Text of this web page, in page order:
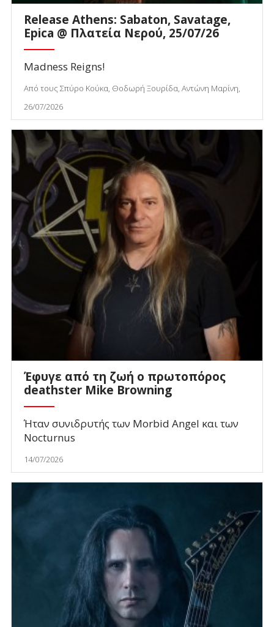
Release Athens: Sabaton, Savatage,
Epica @ Πλατεία Νερού, 25/07/26
Madness Reigns!
Από τους Σπύρο Κούκα, Θοδωρή Ξουρίδα, Αντώνη Μαρίνη,
26/07/2026
Έφυγε από τη ζωή ο πρωτοπόρος
deathster Mike Browning
Ήταν συνιδρυτής των Morbid Angel και των
Nocturnus
14/07/2026